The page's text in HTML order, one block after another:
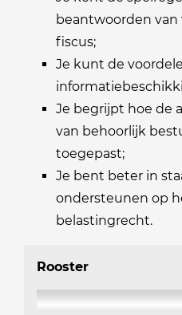
beantwoorden van
fiscus;
Je kunt de
Je begrijpt hoe de
van behoorlijk
toegepast;
Je bent beter in
ondersteunen op
belastingrecht.
Rooster